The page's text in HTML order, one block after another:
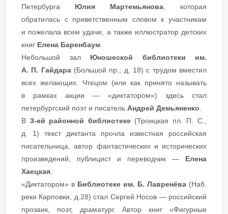
Петербурга Юлия Мартемьянова , которая
обратилась с приветственным словом к участникам
и пожелала всем удачи, а также иллюстратор детских
книг Елена Баренбаум
Небольшой зал Юношеской библиотеки им.
А. П. Гайдара(Большой пр., д. 18) с трудом вместил
всех желающих. Чтецом (или как принято называть
в рамках акции — «диктатором») здесь стал
петербургский поэт и писатель Андрей Демьяненко
В 3-ей районной библиотеке(Троицкая пл. П. С.,
д. 1) текст диктанта прочла известная российская
писательница, автор фантастических и исторических
произведений, публицист и переводчик — Елена
Хаецкая
«Диктатором» в Библиотеке им. Б. Лавренёва (Наб.
реки Карповки, д.28) стал Сергей Носов — российский
прозаик, поэт, драматург. Автор книг «Фигурные